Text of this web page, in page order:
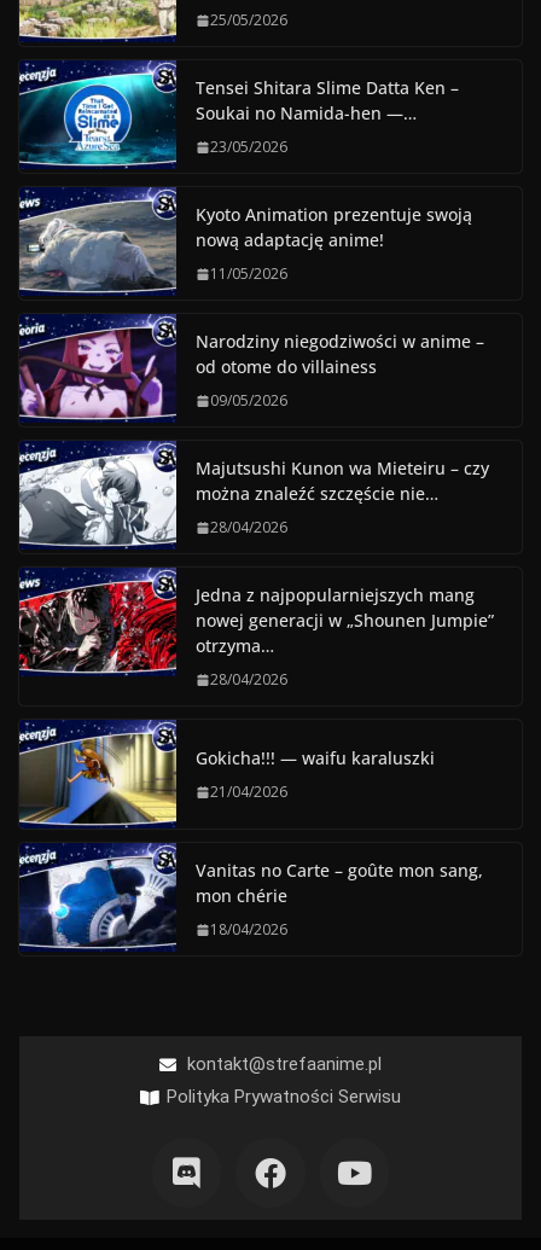
25/05/2026
Tensei Shitara Slime Datta Ken –
Soukai no Namida-hen —…
23/05/2026
Kyoto Animation prezentuje swoją
nową adaptację anime!
11/05/2026
Narodziny niegodziwości w anime –
od otome do villainess
09/05/2026
Majutsushi Kunon wa Mieteiru – czy
można znaleźć szczęście nie…
28/04/2026
Jedna z najpopularniejszych mang
nowej generacji w „Shounen Jumpie”
otrzyma…
28/04/2026
Gokicha!!! — waifu karaluszki
21/04/2026
Vanitas no Carte – goûte mon sang,
mon chérie
18/04/2026
kontakt@strefaanime.pl
Polityka Prywatności Serwisu